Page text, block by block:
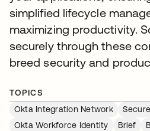
simplified lifecycle
maximizing productivity.
securely through these
breed security and
TOPICS
Okta Integration Network
Okta Workforce Identity
Brief